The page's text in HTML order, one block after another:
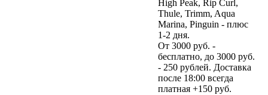
High Peak, Rip Curl,
Thule, Trimm, Aqua
Marina, Pinguin - плюс
1-2 дня.
От 3000 руб. -
бесплатно, до 3000 руб.
- 250 рублей. Доставка
после 18:00 всегда
платная +150 руб.